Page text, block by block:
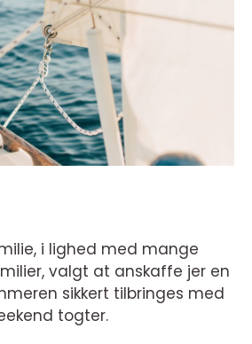
i lighed med mange
valgt at anskaffe jer en
sikkert tilbringes med
togter.